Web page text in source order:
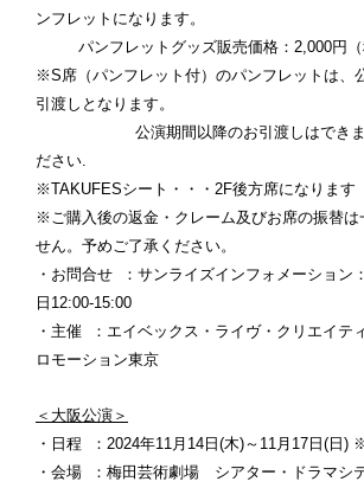
ンフレットになります。
パンフレットグッズ販売価格：2,000円（
※S席（パンフレット付）のパンフレットは、
引渡しとなります。
公演期間以降のお引渡しはできませ
ださい.
※TAKUFESシート・・・2F後方席になります
※ご購入後の返金・クレーム及びお席の振替は
せん。予めご了承ください。
・お問合せ ：サンライズインフォメーション
日12:00-15:00
・主催 ：エイベックス・ライヴ・クリエイテ
ロモーション東京
＜大阪公演＞
・日程 ：2024年11月14日(木)～11月17日(日)
・会場 ：梅田芸術劇場 シアター・ドラマシ